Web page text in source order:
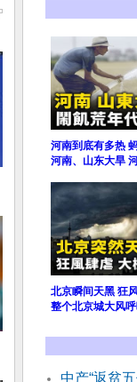
河南到底有多热
河南、山东大旱
北京瞬间天黑 狂
整个北京城大风
中产“返贫